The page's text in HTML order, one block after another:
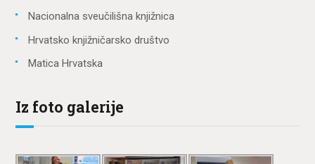
Nacionalna sveučilišna knjižnica
Hrvatsko knjižničarsko društvo
Matica Hrvatska
Iz foto galerije